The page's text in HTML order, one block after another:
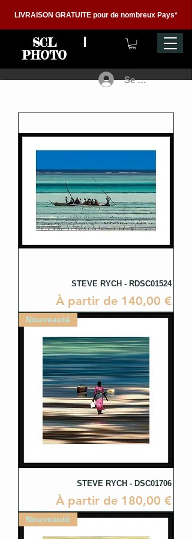
LIVRAISON GRATUITE pour de nombreux Pays*
SCL
PHOTO
Se connecter
STEVE RYCH - RDSC01524
À partir de 140,00 €
Prix promotionnel
Nouveauté
STEVE RYCH - DSC01706
À partir de 180,00 €
Prix promotionnel
Nouveauté